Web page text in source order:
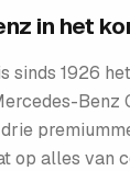
in het
sinds 1926
Benz
op alles van